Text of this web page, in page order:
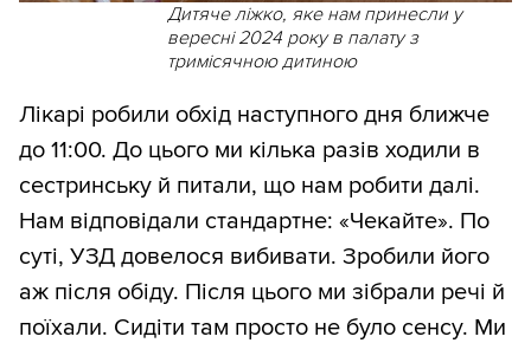
Дитяче ліжко, яке нам принесли у
вересні 2024 року в палату з
тримісячною дитиною
Лікарі робили обхід наступного дня ближче
до 11:00. До цього ми кілька разів ходили в
сестринську й питали, що нам робити далі.
Нам відповідали стандартне: «Чекайте». По
суті, УЗД довелося вибивати. Зробили його
аж після обіду. Після цього ми зібрали речі й
поїхали. Сидіти там просто не було сенсу. Ми